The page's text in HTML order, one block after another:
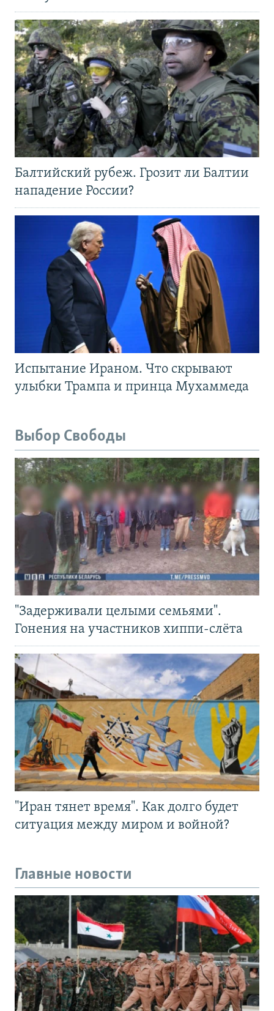
Балтийский рубеж. Грозит ли Балтии
нападение России?
Испытание Ираном. Что скрывают
улыбки Трампа и принца Мухаммеда
Выбор Свободы
"Задерживали целыми семьями".
Гонения на участников хиппи-слёта
"Иран тянет время". Как долго будет
ситуация между миром и войной?
Главные новости